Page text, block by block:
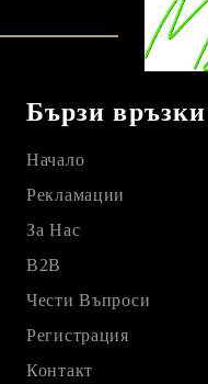
Бързи връзки
Начало
Рекламации
За Нас
B2B
Чести Въпроси
Регистрация
Контакт